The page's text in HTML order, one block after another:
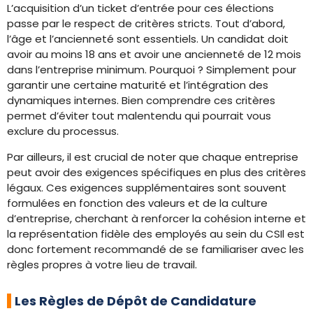
L’acquisition d’un ticket d’entrée pour ces élections
passe par le respect de critères stricts. Tout d’abord,
l’âge et l’ancienneté sont essentiels. Un candidat doit
avoir au moins 18 ans et avoir une ancienneté de 12 mois
dans l’entreprise minimum. Pourquoi ? Simplement pour
garantir une certaine maturité et l’intégration des
dynamiques internes. Bien comprendre ces critères
permet d’éviter tout malentendu qui pourrait vous
exclure du processus.
Par ailleurs, il est crucial de noter que chaque entreprise
peut avoir des exigences spécifiques en plus des critères
légaux. Ces exigences supplémentaires sont souvent
formulées en fonction des valeurs et de la culture
d’entreprise, cherchant à renforcer la cohésion interne et
la représentation fidèle des employés au sein du CSIl est
donc fortement recommandé de se familiariser avec les
règles propres à votre lieu de travail.
Les Règles de Dépôt de Candidature